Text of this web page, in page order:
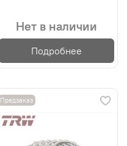
Нет в наличии
Подробнее
Предзаказ